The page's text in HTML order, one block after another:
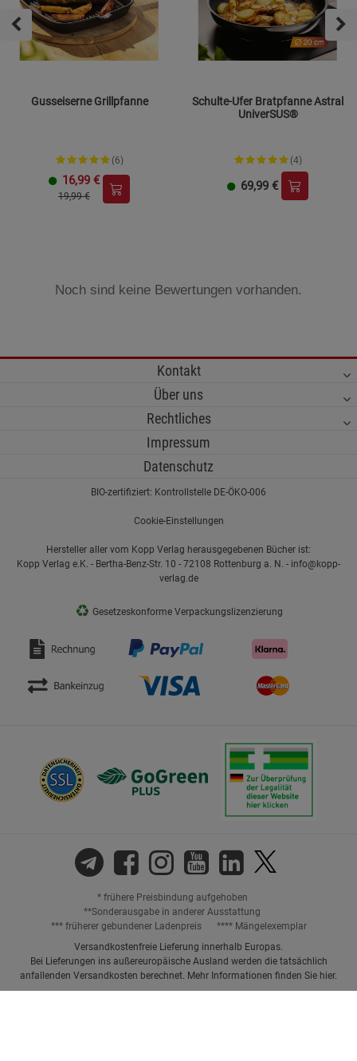
Gusseiserne Grillpfanne
(6)
16,99 €
19,99 €
Schulte-Ufer Bratpfanne Astral
UniverSUS®
(4)
69,99 €
Noch sind keine Bewertungen vorhanden.
Kontakt
Über uns
Rechtliches
Impressum
Datenschutz
BIO-zertifiziert: Kontrollstelle DE-ÖKO-006
Cookie-Einstellungen
Hersteller aller vom Kopp Verlag herausgegebenen Bücher ist:
Kopp Verlag e.K. - Bertha-Benz-Str. 10 - 72108 Rottenburg a. N. - info@kopp-
verlag.de
♻ Gesetzeskonforme Verpackungslizenzierung
* frühere Preisbindung aufgehoben
**Sonderausgabe in anderer Ausstattung
*** früherer gebundener Ladenpreis
**** Mängelexemplar
Versandkostenfreie Lieferung innerhalb Europas.
Bei Lieferungen ins außereuropäische Ausland werden die tatsächlich
anfallenden Versandkosten berechnet. Mehr Informationen finden Sie hier.